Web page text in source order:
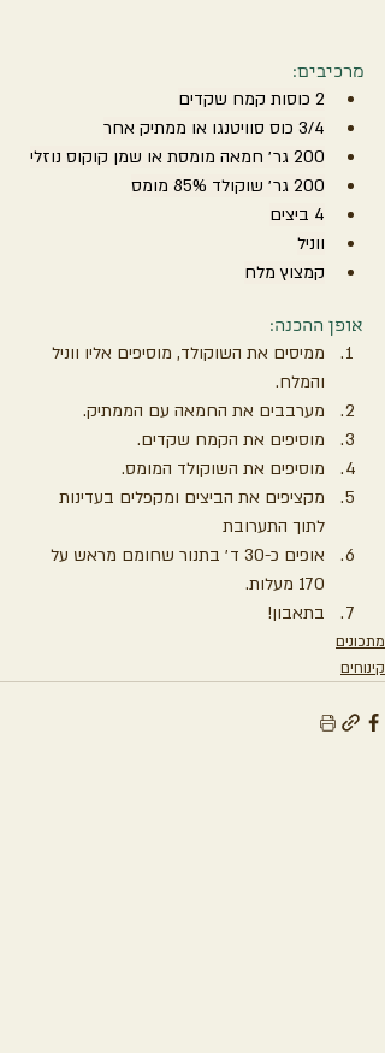
מרכיבים:
2 כוסות קמח שקדים
3/4 כוס סוויטנגו או ממתיק אחר
200 גר׳ חמאה מומסת או שמן קוקוס נוזלי
200 גר׳ שוקולד 85% מומס
4 ביצים
ווניל
קמצוץ מלח
אופן ההכנה:
ממיסים את השוקולד, מוסיפים אליו ווניל
והמלח.
מערבבים את החמאה עם הממתיק.
מוסיפים את הקמח שקדים.
מוסיפים את השוקולד המומס.
מקציפים את הביצים ומקפלים בעדינות
לתוך התערובת
אופים כ-30 ד׳ בתנור שחומם מראש על
170 מעלות.
בתאבון!
מתכונים
קינוחים